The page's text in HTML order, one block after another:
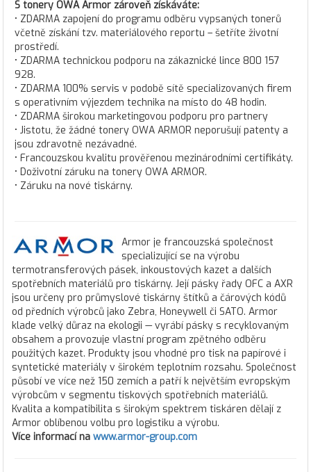
S tonery OWA Armor zároveň získáváte:
• ZDARMA zapojení do programu odběru vypsaných tonerů
včetně získání tzv. materiálového reportu – šetříte životní
prostředí.
• ZDARMA technickou podporu na zákaznické lince 800 157
928.
• ZDARMA 100% servis v podobě sítě specializovaných firem
s operativním výjezdem technika na místo do 48 hodin.
• ZDARMA širokou marketingovou podporu pro partnery
• Jistotu, že žádné tonery OWA ARMOR neporušují patenty a
jsou zdravotně nezávadné.
• Francouzskou kvalitu prověřenou mezinárodními certifikáty.
• Doživotní záruku na tonery OWA ARMOR.
• Záruku na nové tiskárny.
Armor je francouzská společnost
specializující se na výrobu
termotransferových pásek, inkoustových kazet a dalších
spotřebních materiálů pro tiskárny. Její pásky řady OFC a AXR
jsou určeny pro průmyslové tiskárny štítků a čárových kódů
od předních výrobců jako Zebra, Honeywell či SATO. Armor
klade velký důraz na ekologii — vyrábí pásky s recyklovaným
obsahem a provozuje vlastní program zpětného odběru
použitých kazet. Produkty jsou vhodné pro tisk na papírové i
syntetické materiály v širokém teplotním rozsahu. Společnost
působí ve více než 150 zemích a patří k největším evropským
výrobcům v segmentu tiskových spotřebních materiálů.
Kvalita a kompatibilita s širokým spektrem tiskáren dělají z
Armor oblíbenou volbu pro logistiku a výrobu.
Více informací na www.armor-group.com